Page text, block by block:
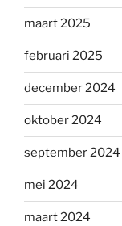
maart 2025
februari 2025
december 2024
oktober 2024
september 2024
mei 2024
maart 2024